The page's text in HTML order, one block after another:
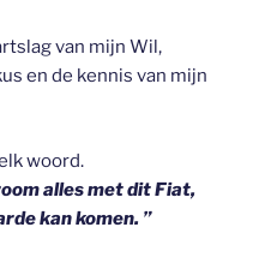
van mijn Wil,
en de kennis van mijn
woord.
alles met dit Fiat,
kan komen. ”